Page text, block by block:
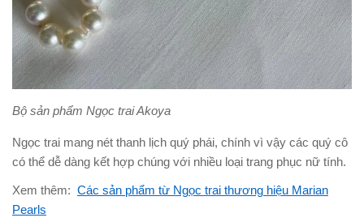
Bộ sản phẩm Ngọc trai Akoya
Ngọc trai mang nét thanh lịch quý phái, chính vì vậy các quý cô
có thể dễ dàng kết hợp chúng với nhiều loại trang phục nữ tính.
Xem thêm: Các sản phẩm từ Ngọc trai thương hiệu Marian
Pearls